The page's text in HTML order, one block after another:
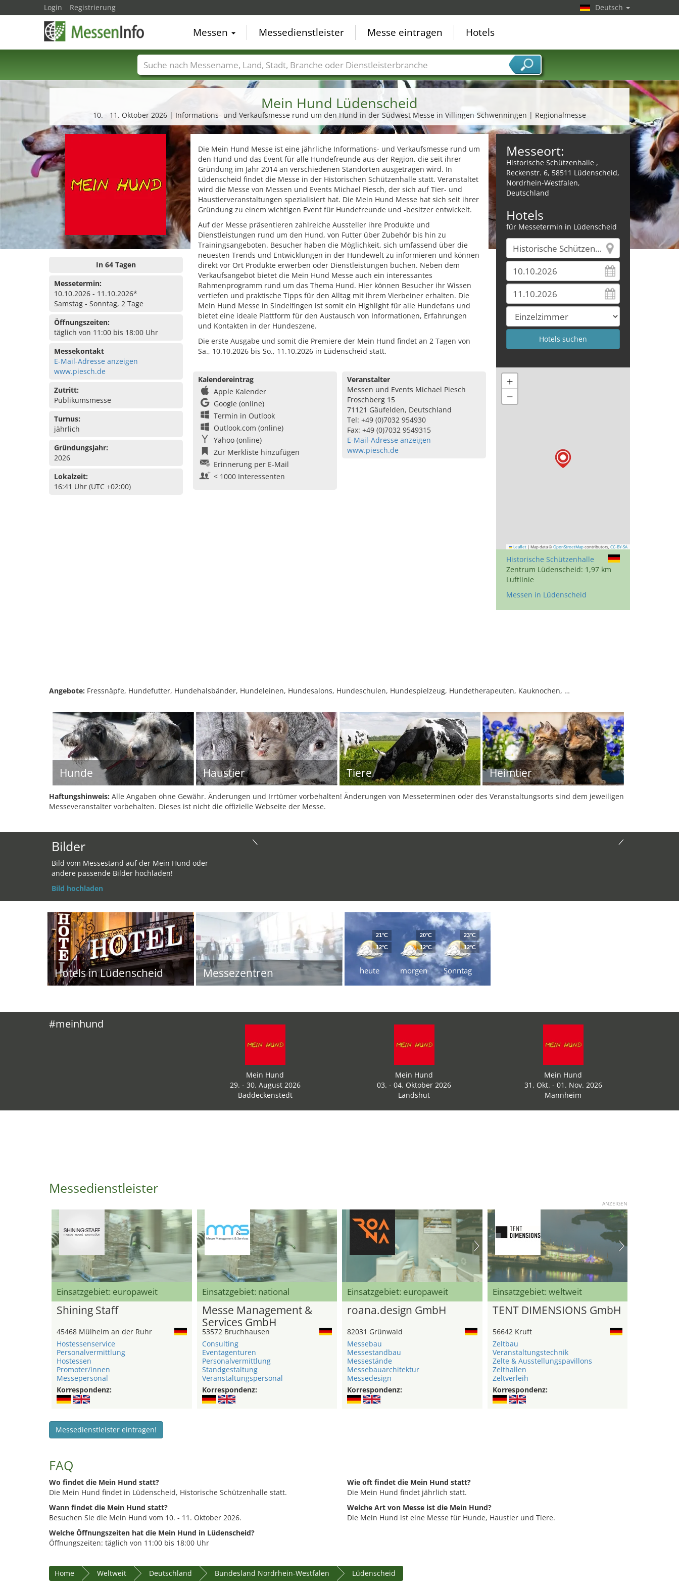
Mein Hund Lüdenscheid
10. - 11. Oktober 2026 | Informations- und Verkaufsmesse rund um den Hund in der Südwest Messe in Villingen-Schwenningen | Regionalmesse
In 64 Tagen
Messetermin:
10.10.2026 - 11.10.2026*
Samstag - Sonntag, 2 Tage
Öffnungszeiten:
täglich von 11:00 bis 18:00 Uhr
Messekontakt
E-Mail-Adresse anzeigen
www.piesch.de
Zutritt:
Publikumsmesse
Turnus:
jährlich
Gründungsjahr:
2026
Lokalzeit:
16:41 Uhr (UTC +02:00)
Die Mein Hund Messe ist eine jährliche Informations- und Verkaufsmesse rund um
den Hund und das Event für alle Hundefreunde aus der Region, die seit ihrer
Gründung im Jahr 2014 an verschiedenen Standorten ausgetragen wird. In
Lüdenscheid findet die Messe in der Historischen Schützenhalle statt. Veranstaltet
wird die Messe von Messen und Events Michael Piesch, der sich auf Tier- und
Haustierveranstaltungen spezialisiert hat. Die Mein Hund Messe hat sich seit ihrer
Gründung zu einem wichtigen Event für Hundefreunde und -besitzer entwickelt.
Auf der Messe präsentieren zahlreiche Aussteller ihre Produkte und
Dienstleistungen rund um den Hund, von Futter über Zubehör bis hin zu
Trainingsangeboten. Besucher haben die Möglichkeit, sich umfassend über die
neuesten Trends und Entwicklungen in der Hundewelt zu informieren und können
direkt vor Ort Produkte erwerben oder Dienstleistungen buchen. Neben dem
Verkaufsangebot bietet die Mein Hund Messe auch ein interessantes
Rahmenprogramm rund um das Thema Hund. Hier können Besucher ihr Wissen
vertiefen und praktische Tipps für den Alltag mit ihrem Vierbeiner erhalten. Die
Mein Hund Messe in Sindelfingen ist somit ein Highlight für alle Hundefans und
bietet eine ideale Plattform für den Austausch von Informationen, Erfahrungen
und Kontakten in der Hundeszene.
Die erste Ausgabe und somit die Premiere der Mein Hund findet an 2 Tagen von
Sa., 10.10.2026 bis So., 11.10.2026 in Lüdenscheid statt.
Kalendereintrag
Apple Kalender
Google (online)
Termin in Outlook
Outlook.com (online)
Yahoo (online)
Zur Merkliste hinzufügen
Erinnerung per E-Mail
< 1000 Interessenten
Veranstalter
Messen und Events Michael Piesch
Froschberg 15
71121 Gäufelden, Deutschland
Tel: +49 (0)7032 954930
Fax: +49 (0)7032 9549315
E-Mail-Adresse anzeigen
www.piesch.de
Messeort:
Historische Schützenhalle ,
Reckenstr. 6, 58511 Lüdenscheid,
Nordrhein-Westfalen,
Deutschland
Hotels
für Messetermin in Lüdenscheid
+
−
Leaflet | Map data © OpenStreetMap contributors, CC-BY-SA
Historische Schützenhalle
Zentrum Lüdenscheid: 1,97 km
Luftlinie
Messen in Lüdenscheid
Angebote: Fressnäpfe, Hundefutter, Hundehalsbänder, Hundeleinen, Hundesalons, Hundeschulen, Hundespielzeug, Hundetherapeuten, Kauknochen, …
Hunde Haustier Tiere Heimtier
Haftungshinweis: Alle Angaben ohne Gewähr. Änderungen und Irrtümer vorbehalten! Änderungen von Messeterminen oder des Veranstaltungsorts sind dem jeweiligen
Messeveranstalter vorbehalten. Dieses ist nicht die offizielle Webseite der Messe.
Bilder
Bild vom Messestand auf der Mein Hund oder
andere passende Bilder hochladen!
Bild hochladen
Hotels in Lüdenscheid Messezentren heute
21°C
12°C
morgen
20°C
12°C
Sonntag
23°C
12°C
#meinhund
Mein Hund
29. - 30. August 2026
Baddeckenstedt
Mein Hund
03. - 04. Oktober 2026
Landshut
Mein Hund
31. Okt. - 01. Nov. 2026
Mannheim
Messedienstleister
ANZEIGEN
Einsatzgebiet: europaweit
Shining Staff
45468 Mülheim an der Ruhr
Hostessenservice
Personalvermittlung
Hostessen
Promoter/innen
Messepersonal
Korrespondenz:
Einsatzgebiet: national
Messe Management &
Services GmbH
53572 Bruchhausen
Consulting
Eventagenturen
Personalvermittlung
Standgestaltung
Veranstaltungspersonal
Korrespondenz:
Einsatzgebiet: europaweit
roana.design GmbH
82031 Grünwald
Messebau
Messestandbau
Messestände
Messebauarchitektur
Messedesign
Korrespondenz:
Einsatzgebiet: weltweit
TENT DIMENSIONS GmbH
56642 Kruft
Zeltbau
Veranstaltungstechnik
Zelte & Ausstellungspavillons
Zelthallen
Zeltverleih
Korrespondenz:
Messedienstleister eintragen!
FAQ
Wo findet die Mein Hund statt?
Die Mein Hund findet in Lüdenscheid, Historische Schützenhalle statt.
Wann findet die Mein Hund statt?
Besuchen Sie die Mein Hund vom 10. - 11. Oktober 2026.
Wie oft findet die Mein Hund statt?
Die Mein Hund findet jährlich statt.
Welche Art von Messe ist die Mein Hund?
Die Mein Hund ist eine Messe für Hunde, Haustier und Tiere.
Welche Öffnungszeiten hat die Mein Hund in Lüdenscheid?
Öffnungszeiten: täglich von 11:00 bis 18:00 Uhr
Home Weltweit Deutschland Bundesland Nordrhein-Westfalen Lüdenscheid
Login Registrierung Deutsch
Messen Messedienstleister Messe eintragen Hotels
Messenamen Länder Städte Branchen Dienstleisterbranchen